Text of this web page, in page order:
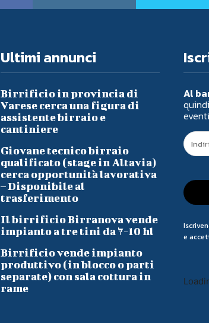
Ultimi annunci
Birrificio in provincia di
Varese cerca una figura di
assistente birraio e
cantiniere
Giovane tecnico birraio
qualificato (stage in Altavia)
cerca opportunità lavorativa
– Disponibile al
trasferimento
Il birrificio Birranova vende
impianto a tre tini da 7-10 hl
Birrificio vende impianto
produttivo (in blocco o parti
separate) con sala cottura in
rame
Al
e